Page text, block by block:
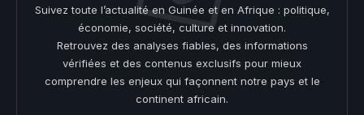
Suivez toute l’actualité en Guinée et en Afrique : politique,
économie, société, culture et innovation.
Retrouvez des analyses fiables, des informations
vérifiées et des contenus exclusifs pour mieux
comprendre les enjeux qui façonnent notre pays et le
continent africain.